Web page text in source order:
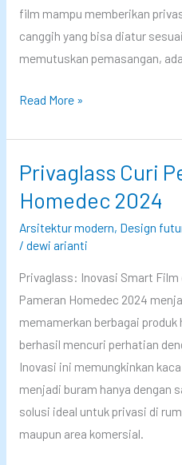
a
r
t
i
m
o
r
d
n
e
k
a
t
a
n
y
a
…
film mampu memberikan
canggih yang bisa diatur
memutuskan pemasangan,
M
u
P
s
a
n
g
S
m
a
r
t
F
i
Read More »
Privaglass Curi
Homedec 2024
Arsitektur modern, Design
/ dewi arianti
Privaglass: Inovasi Smart
Pameran Homedec 2024
memamerkan berbagai
berhasil mencuri perhatian
Inovasi ini memungkinkan
menjadi buram hanya dengan
solusi ideal untuk privasi di
maupun area komersial.